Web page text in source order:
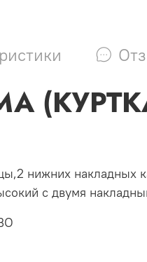
нижних
с двумя